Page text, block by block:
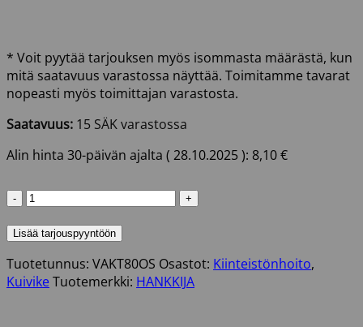
* Voit pyytää tarjouksen myös isommasta määrästä, kun
mitä saatavuus varastossa näyttää. Toimitamme tavarat
nopeasti myös toimittajan varastosta.
Saatavuus: 15 SÄK varastossa
Alin hinta 30-päivän ajalta ( 28.10.2025): 8,10€
KUIVIKETURVE
määrä
Lisää tarjouspyyntöön
Tuotetunnus: VAKT80OS Osastot: Kiinteistönhoito,
Kuivike Tuotemerkki: HANKKIJA